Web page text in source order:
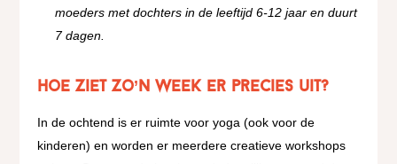
moeders met dochters in de leeftijd 6-12 jaar en duurt
7 dagen.
Hoe ziet zo’n week er precies uit?
In de ochtend is er ruimte voor yoga (ook voor de
kinderen) en worden er meerdere creatieve workshops